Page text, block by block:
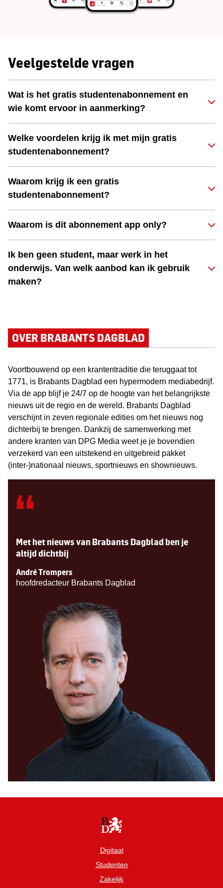
Veelgestelde vragen
Wat is het gratis studentenabonnement en
wie komt ervoor in aanmerking?
Welke voordelen krijg ik met mijn gratis
studentenabonnement?
Waarom krijg ik een gratis
studentenabonnement?
Waarom is dit abonnement app only?
Ik ben geen student, maar werk in het
onderwijs. Van welk aanbod kan ik gebruik
maken?
OVER BRABANTS DAGBLAD
Voortbouwend op een krantentraditie die teruggaat tot
1771, is Brabants Dagblad een hypermodern mediabedrijf.
Via de app blijf je 24/7 op de hoogte van het belangrijkste
nieuws uit de regio en de wereld. Brabants Dagblad
verschijnt in zeven regionale edities om het nieuws nog
dichterbij te brengen. Dankzij de samenwerking met
andere kranten van DPG Media weet je je bovendien
verzekerd van een uitstekend en uitgebreid pakket
(inter-)nationaal nieuws, sportnieuws en shownieuws.
“
Met het nieuws van Brabants Dagblad ben je
altijd dichtbij
André Trompers
hoofdredacteur Brabants Dagblad
Digitaal
Studenten
Zakelijk